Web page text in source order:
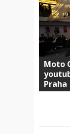
Moto
Praha